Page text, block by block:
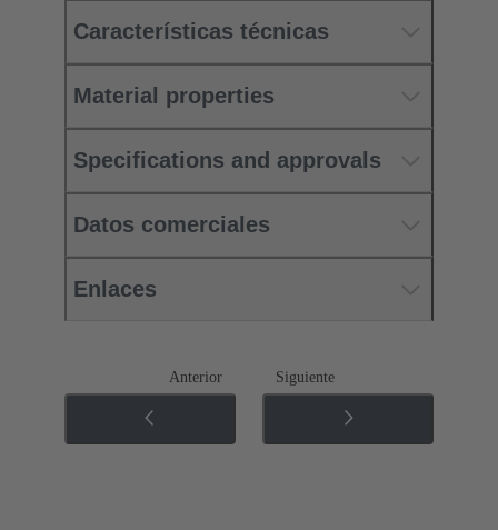
Características técnicas
Material properties
Specifications and approvals
Datos comerciales
Enlaces
Anterior Siguiente